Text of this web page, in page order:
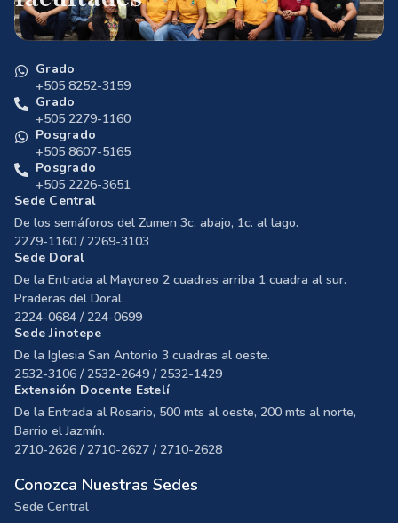
Grado
+505 8252-3159
Grado
+505 2279-1160
Posgrado
+505 8607-5165
Posgrado
+505 2226-3651
Sede Central
De los semáforos del Zumen 3c. abajo, 1c. al lago.
2279-1160 / 2269-3103
Sede Doral
De la Entrada al Mayoreo 2 cuadras arriba 1 cuadra al sur.
Praderas del Doral.
2224-0684 / 224-0699
Sede Jinotepe
De la Iglesia San Antonio 3 cuadras al oeste.
2532-3106 / 2532-2649 / 2532-1429
Extensión Docente Estelí
De la Entrada al Rosario, 500 mts al oeste, 200 mts al norte,
Barrio el Jazmín.
2710-2626 / 2710-2627 / 2710-2628
Conozca Nuestras Sedes
Sede Central